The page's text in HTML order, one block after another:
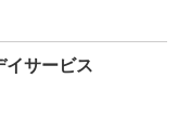
イサービス